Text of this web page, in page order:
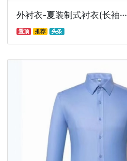
外衬衣-夏装制式衬衣(长袖···
置顶 推荐 头条